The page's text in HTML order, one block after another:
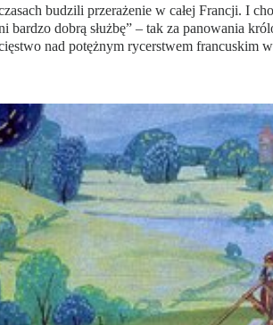
budzili przerażenie w całej Francji. I
bardzo dobrą służbę” – tak za panowania
nad potężnym rycerstwem francuskim